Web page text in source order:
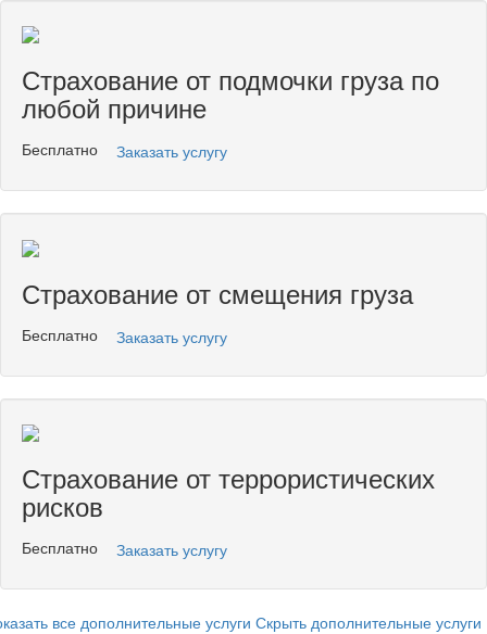
Страхование от подмочки груза по
любой причине
Бесплатно Заказать услугу
Страхование от смещения груза
Бесплатно Заказать услугу
Страхование от террористических
рисков
Бесплатно Заказать услугу
все дополнительные услуги Скрыть дополнительные услуги